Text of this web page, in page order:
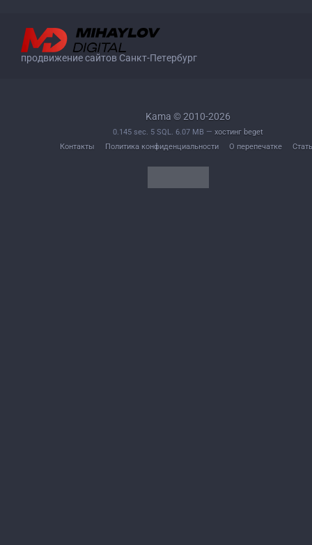
продвижение сайтов Санкт-Петербург
Kama © 2010-2026
0.145 sec. 5 SQL. 6.07 MB — хостинг beget
Контакты
Политика конфиденциальности О перепечатке